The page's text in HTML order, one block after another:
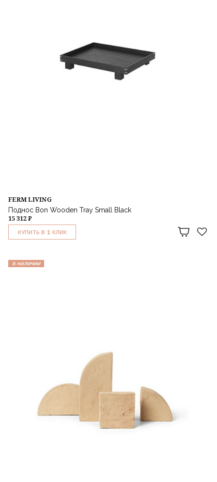
FERM LIVING
Поднос Bon Wooden Tray Small Black
15 312 ₽
КУПИТЬ В 1 КЛИК
в наличии